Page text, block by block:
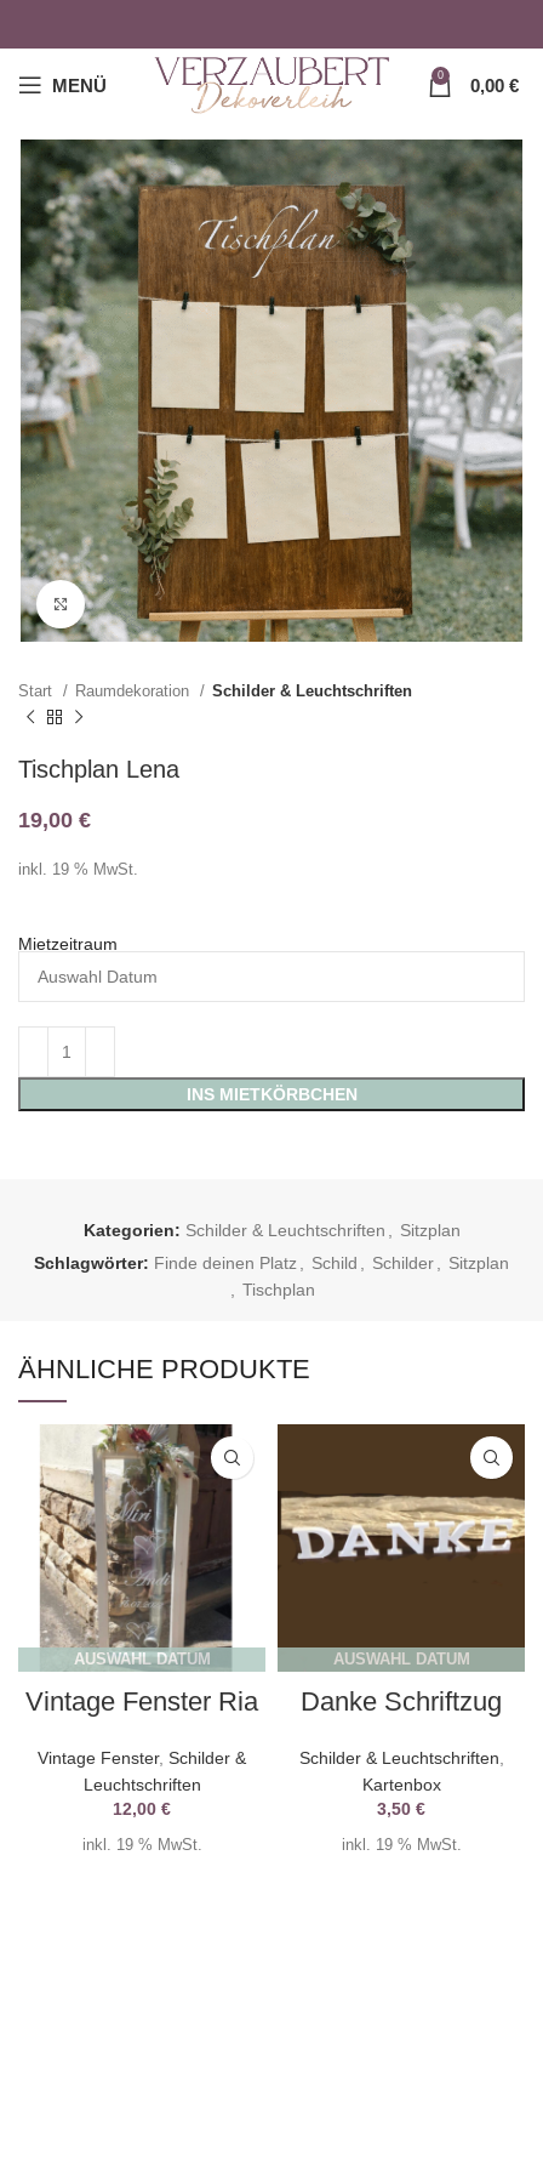
MENÜ 0 0,00 €
Klicken zum Vergrößern
Start Raumdekoration Schilder & Leuchtschriften
Tischplan Lena
19,00 €
inkl. 19 % MwSt.
Mietzeitraum
INS MIETKÖRBCHEN
Kategorien: Schilder & Leuchtschriften
Sitzplan
Schlagwörter: Finde deinen Platz Schild Schilder
Sitzplan
Tischplan
ÄHNLICHE PRODUKTE
AUSWAHL DATUM
Vintage Fenster Ria
Vintage Fenster, Schilder &
Leuchtschriften
12,00 €
inkl. 19 % MwSt.
AUSWAHL DATUM
Danke Schriftzug
Schilder & Leuchtschriften
Kartenbox
3,50 €
inkl. 19 % MwSt.